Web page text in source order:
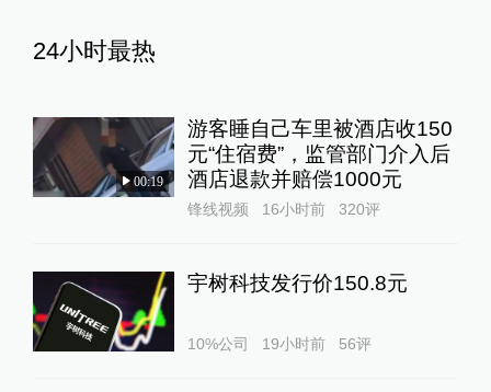
24小时最热
00:19
游客睡自己车里被酒店收150
元“住宿费”，监管部门介入后
酒店退款并赔偿1000元
锋线视频 16小时前 320评
宇树科技发行价150.8元
10%公司 19小时前 56评